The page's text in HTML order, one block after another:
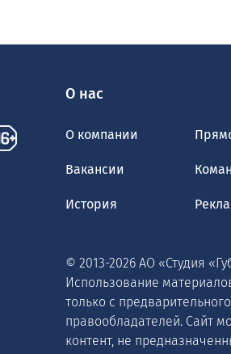
О нас
О компании
Вакансии
История
© 2013-2026 АО «Студия
Использование
только с
правообладателей. Сайт
контент, не